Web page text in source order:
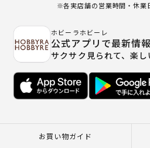
※各実店舗の営業時間・休業
ホビーラホビーレ
公式アプリで最新情
サクサク見られて、楽
お買い物ガイド